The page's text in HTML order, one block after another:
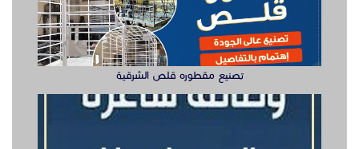
تصنيع مقطوره قلص الشرقية